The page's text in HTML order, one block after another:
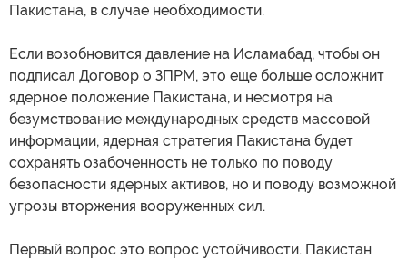
Пакистана, в случае необходимости.
Если возобновится давление на Исламабад, чтобы он
подписал Договор о ЗПРМ, это еще больше осложнит
ядерное положение Пакистана, и несмотря на
безумствование международных средств массовой
информации, ядерная стратегия Пакистана будет
сохранять озабоченность не только по поводу
безопасности ядерных активов, но и поводу возможной
угрозы вторжения вооруженных сил.
Первый вопрос это вопрос устойчивости. Пакистан